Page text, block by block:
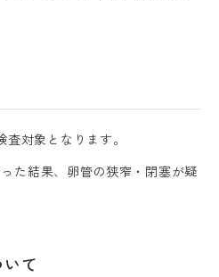
対象となります。
た結果、卵管の狭窄・閉塞が疑
て